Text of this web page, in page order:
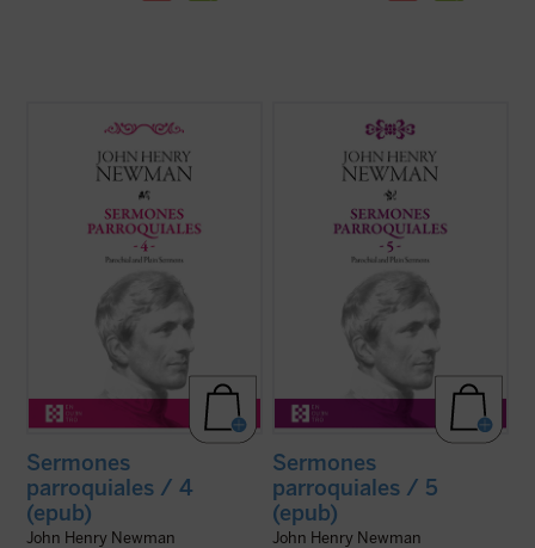
Entre 1835 y 1838, periodo al que
pertenecen los sermones que
encontramos en este cuarto volumen de la
serie de los Sermones Parroquiales,
Newman se halla en plena evolución desde
el anglicanismo hacia el catolicismo. Su
batalla contra el ... (ver ficha)
Sermones
parroquiales / 4
(epub)
John Henry Newman
Los veinticuatro sermones de este quinto
Sermones parroquiales
fueron predicados en su mayoría en los
años 1838-1840. Este periodo coincide
plenamente con las primeras experiencias
que acabaron conduciendo a Newman a la
Sermones
parroquiales / 5
(epub)
John Henry Newman